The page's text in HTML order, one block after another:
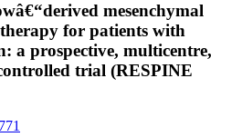
mesenchymal
for patients with
a prospective, multicentre,
trial (RESPINE